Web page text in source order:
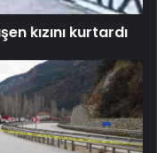
kızını kurtardı